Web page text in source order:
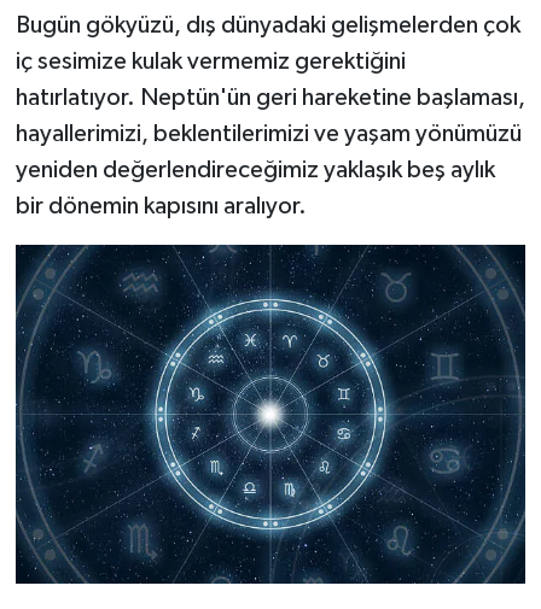
Bugün gökyüzü, dış dünyadaki gelişmelerden çok
iç sesimize kulak vermemiz gerektiğini
hatırlatıyor. Neptün'ün geri hareketine başlaması,
hayallerimizi, beklentilerimizi ve yaşam yönümüzü
yeniden değerlendireceğimiz yaklaşık beş aylık
bir dönemin kapısını aralıyor.